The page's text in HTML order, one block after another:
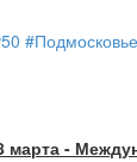
#Подмосковье
-